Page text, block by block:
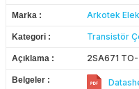
Marka Arkotek
Kategori Transistör
Açıklama 2SA671
Belgeler